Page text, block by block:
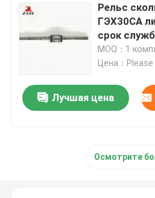
Линейный направляющий
Руководство по
Рельс
ГЭХ30СА
срок
MOQ：1
Цена：
Лучшая цена
Осмотрите